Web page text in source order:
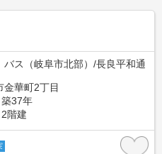
バス（岐阜市北部）/長良平和通
金華町2丁目
築37年
2階建